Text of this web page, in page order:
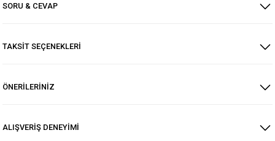
SORU & CEVAP
TAKSİT SEÇENEKLERİ
ÖNERİLERİNİZ
ALIŞVERİŞ DENEYİMİ